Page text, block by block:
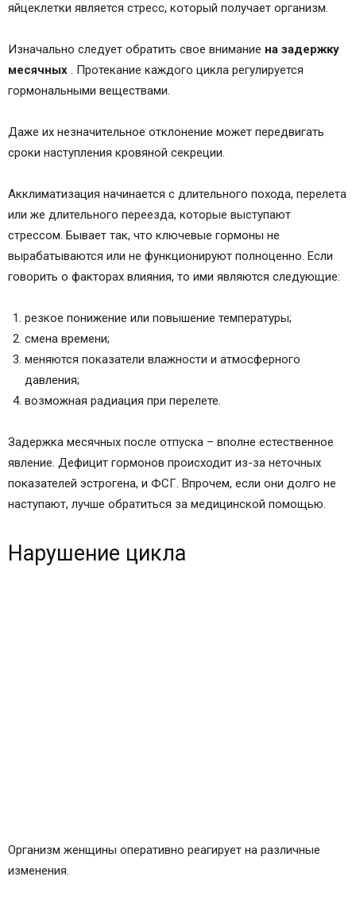
яйцеклетки является стресс, который получает организм.
Изначально следует обратить свое внимание на задержку
месячных . Протекание каждого цикла регулируется
гормональными веществами.
Даже их незначительное отклонение может передвигать
сроки наступления кровяной секреции.
Акклиматизация начинается с длительного похода, перелета
или же длительного переезда, которые выступают
стрессом. Бывает так, что ключевые гормоны не
вырабатываются или не функционируют полноценно. Если
говорить о факторах влияния, то ими являются следующие:
резкое понижение или повышение температуры;
смена времени;
меняются показатели влажности и атмосферного
давления;
возможная радиация при перелете.
Задержка месячных после отпуска – вполне естественное
явление. Дефицит гормонов происходит из-за неточных
показателей эстрогена, и ФСГ. Впрочем, если они долго не
наступают, лучше обратиться за медицинской помощью.
Нарушение цикла
Организм женщины оперативно реагирует на различные
изменения.